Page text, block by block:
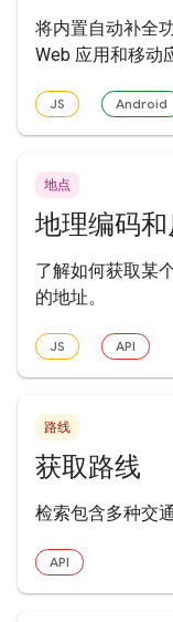
将内置自动补全
Web 应用和移动
JS Android
地点
地理编码
了解如何获取某
的地址。
JS API
路线
获取路线
检索包含多种交
API